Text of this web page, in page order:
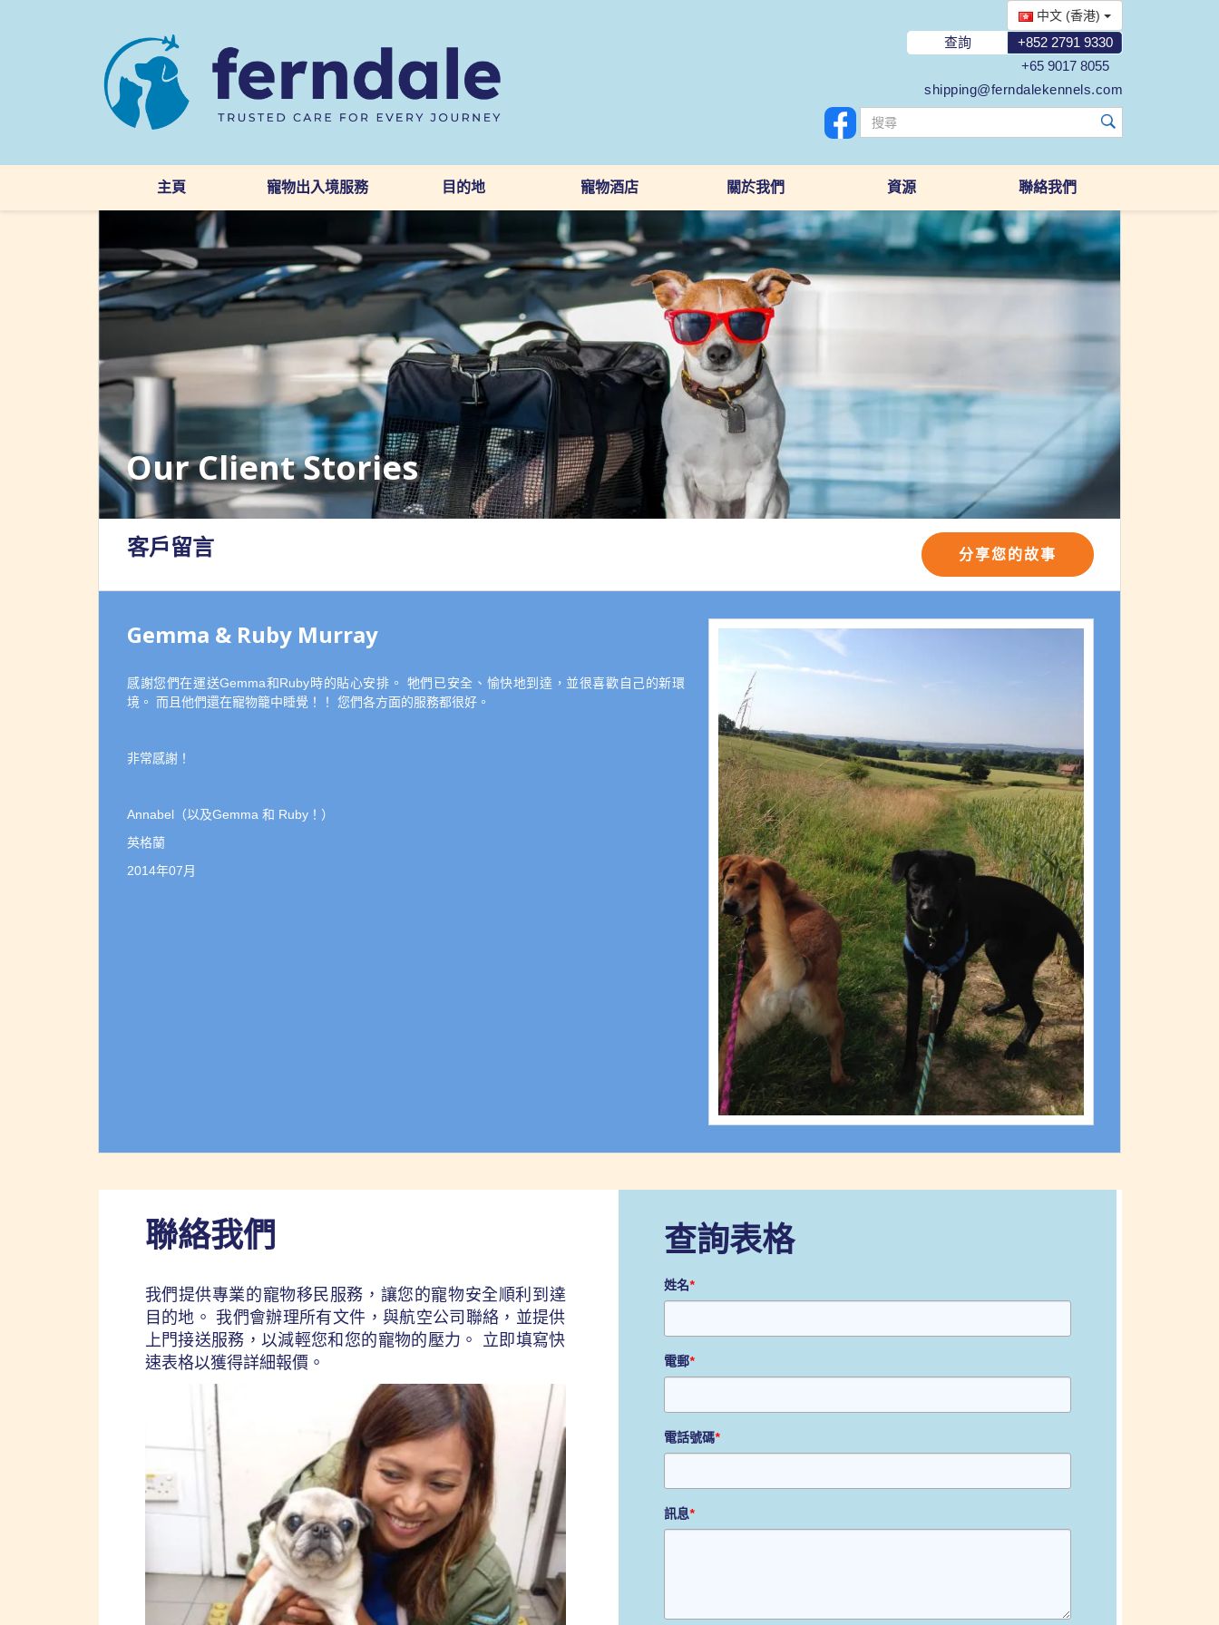
中文 (香港)
查詢
+852 2791 9330
+65 9017 8055
shipping@ferndalekennels.com
主頁 寵物出入境服務 目的地 寵物酒店 關於我們 資源 聯絡我們
Our Client Stories
客戶留言 分享您的故事
Gemma & Ruby Murray
感謝您們在運送Gemma和Ruby時的貼心安排。 牠們已安全、愉快地到達，並很喜歡自己的新環
境。 而且他們還在寵物籠中睡覺！！ 您們各方面的服務都很好。
非常感謝！
Annabel（以及Gemma 和 Ruby！）
英格蘭
2014年07月
聯絡我們
我們提供專業的寵物移民服務，讓您的寵物安全順利到達
目的地。 我們會辦理所有文件，與航空公司聯絡，並提供
上門接送服務，以減輕您和您的寵物的壓力。 立即填寫快
速表格以獲得詳細報價。
查詢表格
姓名*
電郵*
電話號碼*
訊息*